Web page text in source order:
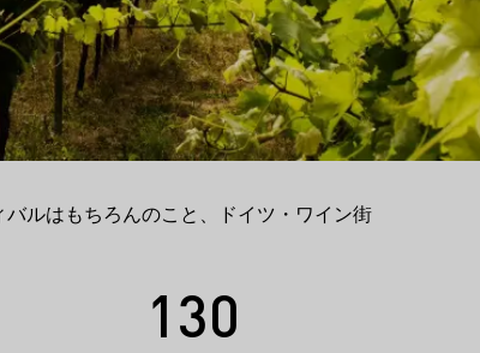
ルはもちろんのこと、ドイツ・ワイン街
130